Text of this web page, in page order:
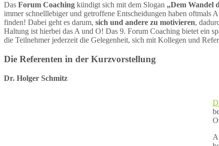
Das Forum Coaching kündigt sich mit dem Slogan „Dem Wandel
immer schnelllebiger und getroffene Entscheidungen haben
finden! Dabei geht es darum, sich und andere zu motivieren,
Haltung ist hierbei das A und O! Das 9. Forum Coaching bietet ein
die Teilnehmer jederzeit die Gelegenheit, sich mit Kollegen und
Die Referenten in der Kurzvorstellung
Dr. Holger Schmitz